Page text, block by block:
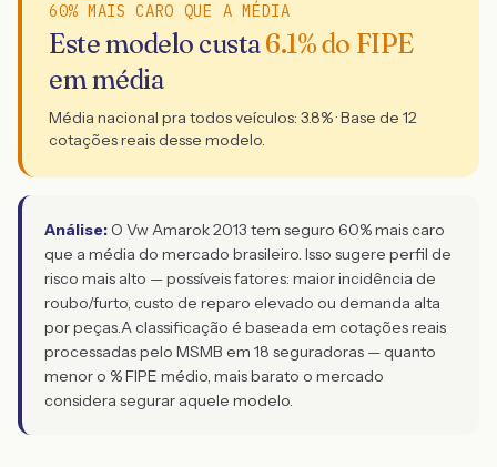
60% MAIS CARO QUE A MÉDIA
Este modelo custa6.1% do FIPE
em média
Média nacional pra todos veículos: 3.8% · Base de 12
cotações reais desse modelo.
Análise: O Vw Amarok 2013 tem seguro 60% mais caro
que a média do mercado brasileiro. Isso sugere perfil de
risco mais alto — possíveis fatores: maior incidência de
roubo/furto, custo de reparo elevado ou demanda alta
por peças.A classificação é baseada em cotações reais
processadas pelo MSMB em 18 seguradoras — quanto
menor o % FIPE médio, mais barato o mercado
considera segurar aquele modelo.